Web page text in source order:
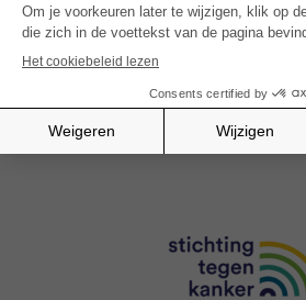
SCHRIJF JE IN VOOR ONZE
Ik aanvaard de gebruiksvoorwaarden